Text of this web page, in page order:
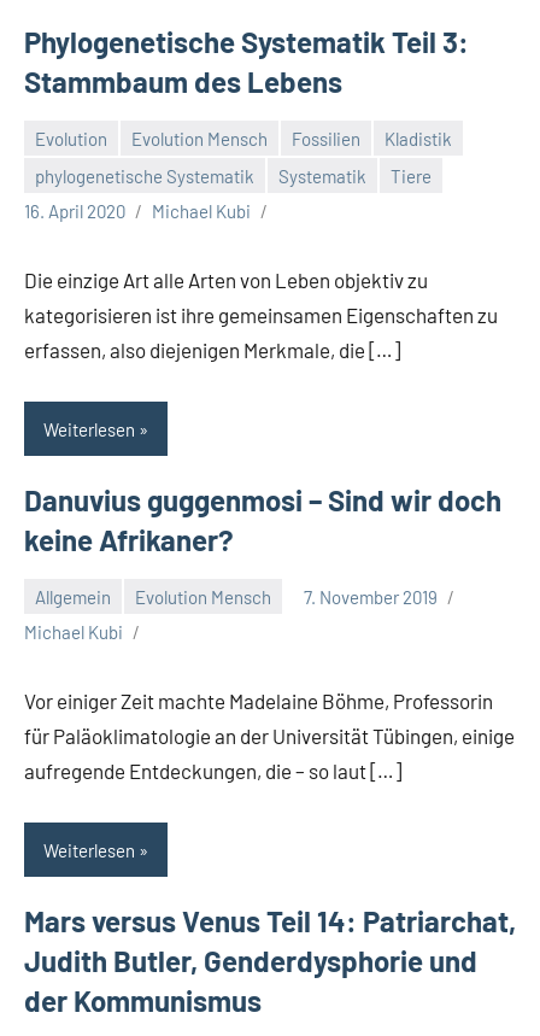
Phylogenetische Systematik Teil 3:
Stammbaum des Lebens
Evolution Evolution Mensch Fossilien
Kladistik
phylogenetische Systematik
Systematik
Tiere
16. April 2020
Michael Kubi
Die einzige Art alle Arten von Leben objektiv zu
kategorisieren ist ihre gemeinsamen Eigenschaften zu
erfassen, also diejenigen Merkmale, die […]
Weiterlesen
Danuvius guggenmosi – Sind wir doch
keine Afrikaner?
Allgemein Evolution Mensch
7. November 2019
Michael Kubi
Vor einiger Zeit machte Madelaine Böhme, Professorin
für Paläoklimatologie an der Universität Tübingen, einige
aufregende Entdeckungen, die – so laut […]
Weiterlesen
Mars versus Venus Teil 14: Patriarchat,
Judith Butler, Genderdysphorie und
der Kommunismus